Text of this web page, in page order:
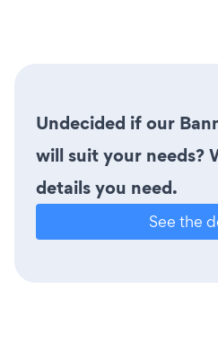
Undecided if our
will suit your needs?
details you need.
See the